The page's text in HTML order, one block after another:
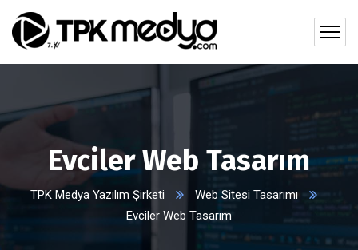
Evciler Web Tasarım
TPK Medya Yazılım Şirketi
Web Sitesi Tasarımı
Evciler Web Tasarım